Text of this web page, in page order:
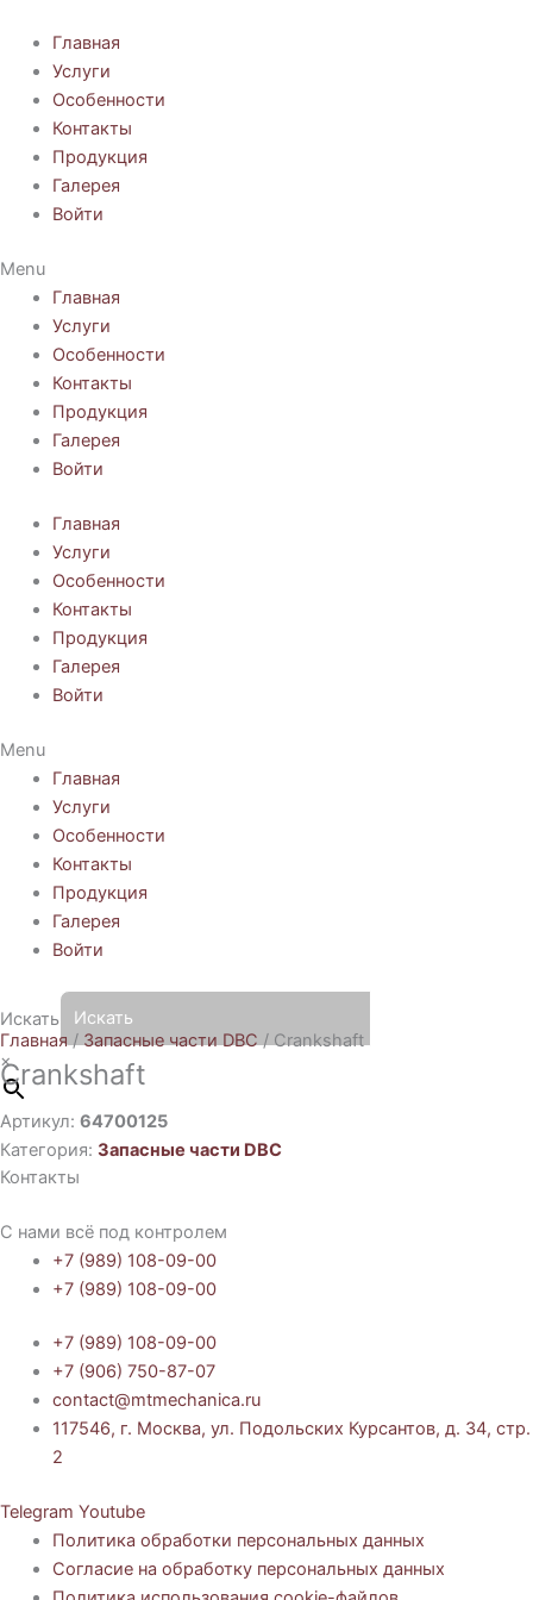
содержимому
Главная
Услуги
Особенности
Контакты
Продукция
Галерея
Войти
Menu
Главная
Услуги
Особенности
Контакты
Продукция
Галерея
Войти
Главная
Услуги
Особенности
Контакты
Продукция
Галерея
Войти
Menu
Главная
Услуги
Особенности
Контакты
Продукция
Галерея
Войти
Искать
×
Главная / Запасные части DBC / Crankshaft
Crankshaft
Артикул: 64700125
Категория: Запасные части DBC
Контакты
С нами всё под контролем
+7 (989) 108-09-00
+7 (989) 108-09-00
+7 (989) 108-09-00
+7 (906) 750-87-07
contact@mtmechanica.ru
117546, г. Москва, ул. Подольских Курсантов, д. 34, стр.
2
Telegram Youtube
Политика обработки персональных данных
Согласие на обработку персональных данных